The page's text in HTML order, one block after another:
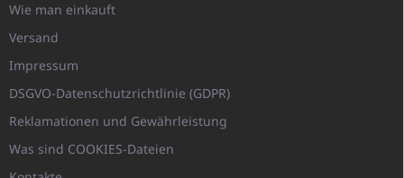
Wie man einkauft
Versand
Impressum
DSGVO-Datenschutzrichtlinie (GDPR)
Reklamationen und Gewährleistung
Was sind COOKIES-Dateien